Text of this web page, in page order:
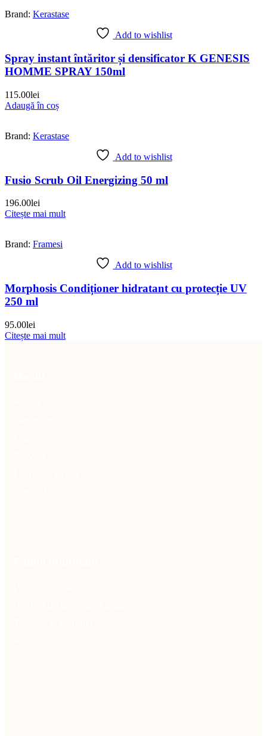
Brand: Kerastase
Add to wishlist
Spray instant întăritor și densificator K GENESIS
HOMME SPRAY 150ml
115.00lei
Adaugă în coș
Brand: Kerastase
Add to wishlist
Fusio Scrub Oil Energizing 50 ml
196.00lei
Citește mai mult
Brand: Framesi
Add to wishlist
Morphosis Condiționer hidratant cu protecție UV
250 ml
95.00lei
Citește mai mult